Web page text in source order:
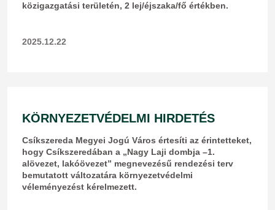
közigazgatási területén, 2 lej/éjszaka/fő értékben.
2025.12.22
KÖRNYEZETVÉDELMI HIRDETÉS
Csíkszereda Megyei Jogú Város értesíti az érintetteket,
hogy Csíkszeredában a „Nagy Laji dombja –1.
alövezet, lakóövezet” megnevezésű rendezési terv
bemutatott változatára környezetvédelmi
véleményezést kérelmezett.